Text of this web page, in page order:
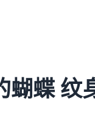
蝴蝶 纹